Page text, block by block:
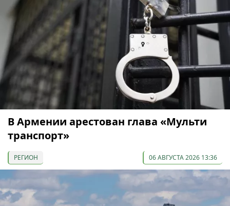
В Армении арестован глава «Мульти
транспорт»
РЕГИОН 06 АВГУСТА 2026 13:36